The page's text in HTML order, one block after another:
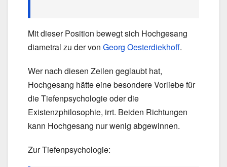
Mit dieser Position bewegt sich Hochgesang
diametral zu der von Georg Oesterdiekhoff.
Wer nach diesen Zeilen geglaubt hat,
Hochgesang hätte eine besondere Vorliebe für
die Tiefenpsychologie oder die
Existenzphilosophie, irrt. Beiden Richtungen
kann Hochgesang nur wenig abgewinnen.
Zur Tiefenpsychologie: